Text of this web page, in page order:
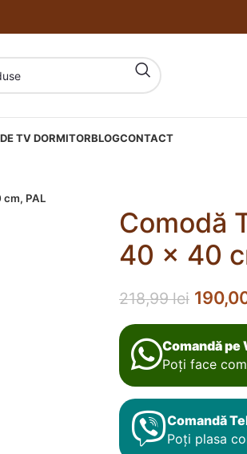
TV DORMITORBLOGCONTACT
PAL
Comodă
40 x 40
218,99lei
Comandă pe
Poți face
Comandă
Poți plasa